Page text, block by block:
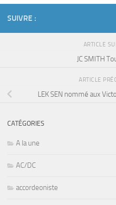
SUIVRE :
ARTICLE
JC SMITH
ARTICLE
LEK SEN nommé aux
CATÉGORIES
A la une
AC/DC
accordeoniste